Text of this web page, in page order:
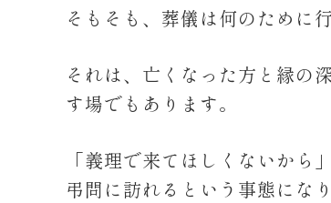
そもそも、葬儀は何のために
それは、亡くなった方と縁の
す場でもあります。
「義理で来てほしくないか
弔問に訪れるという事態にな